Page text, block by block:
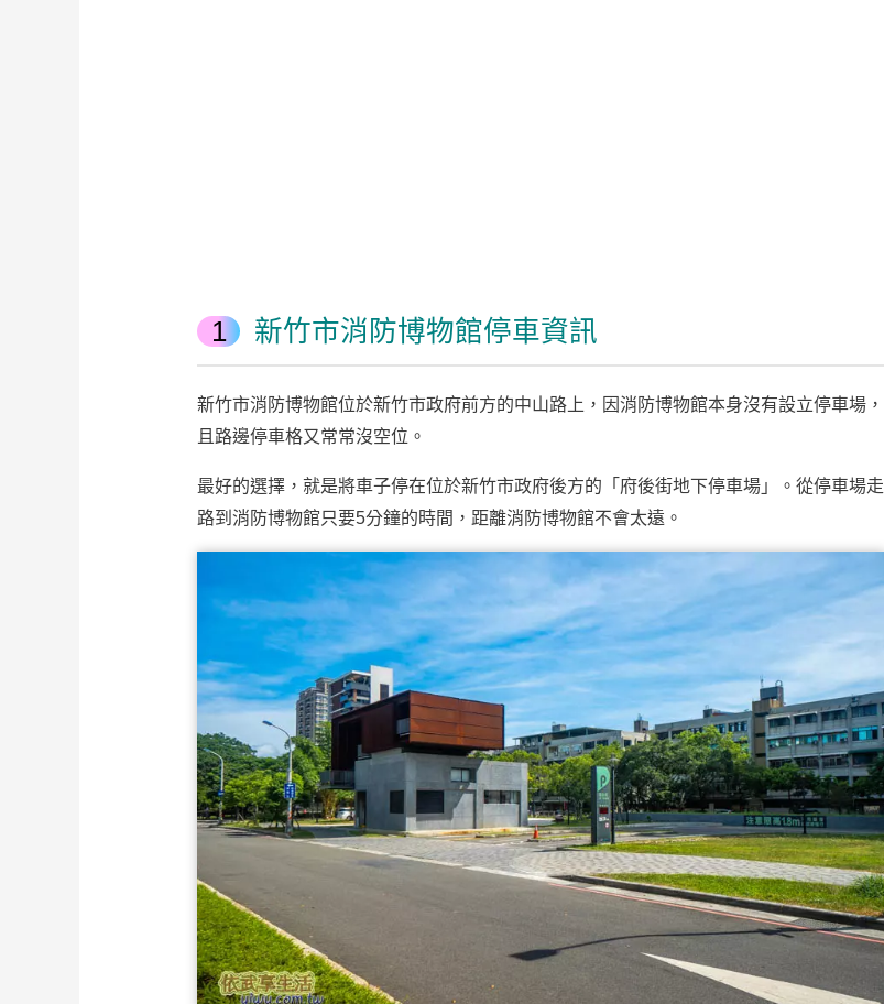
新竹市消防博物館停車資訊
新竹市消防博物館位於新竹市政府前方的中山路上，因消防博物館本身沒有設立停車場，
且路邊停車格又常常沒空位。
最好的選擇，就是將車子停在位於新竹市政府後方的「府後街地下停車場」。從停車場走
路到消防博物館只要5分鐘的時間，距離消防博物館不會太遠。